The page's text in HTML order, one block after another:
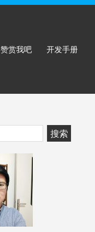
赞赏我吧 开发手册